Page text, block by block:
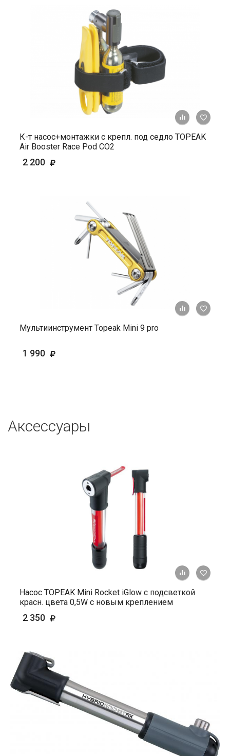
+ К
К-т насос+монтажки с крепл. под седло TOPEAK
Air Booster Race Pod CO2
2 200
+ К
Мультиинструмент Topeak Mini 9 pro
1 990
Аксессуары
+ К
Насос TOPEAK Mini Rocket iGlow с подсветкой
красн. цвета 0,5W с новым креплением
2 350